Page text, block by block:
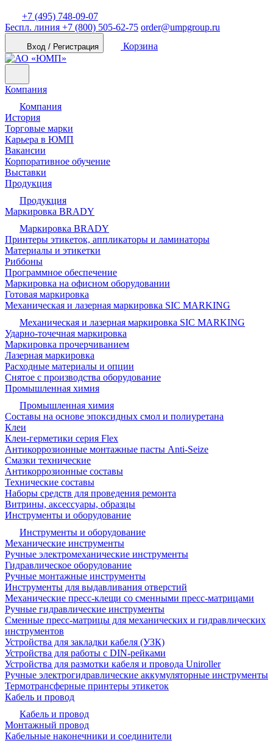
+7 (495) 748-09-07
Беспл. линия +7 (800) 505-62-75 order@umpgroup.ru
Вход / Регистрация Корзина
Компания
Компания
История
Торговые марки
Карьера в ЮМП
Вакансии
Корпоративное обучение
Выставки
Продукция
Продукция
Маркировка BRADY
Маркировка BRADY
Принтеры этикеток, аппликаторы и ламинаторы
Материалы и этикетки
Риббоны
Программное обеспечение
Маркировка на офисном оборудовании
Готовая маркировка
Механическая и лазерная маркировка SIC MARKING
Механическая и лазерная маркировка SIC MARKING
Ударно-точечная маркировка
Маркировка прочерчиванием
Лазерная маркировка
Расходные материалы и опции
Снятое с производства оборудование
Промышленная химия
Промышленная химия
Составы на основе эпоксидных смол и полиуретана
Клеи
Клеи-герметики серия Flex
Антикоррозионные монтажные пасты Anti-Seize
Смазки технические
Антикоррозионные составы
Технические составы
Наборы средств для проведения ремонта
Витрины, аксессуары, образцы
Инструменты и оборудование
Инструменты и оборудование
Механические инструменты
Ручные электромеханические инструменты
Гидравлическое оборудование
Ручные монтажные инструменты
Инструменты для выдавливания отверстий
Механические пресс-клещи со сменными пресс-матрицами
Ручные гидравлические инструменты
Сменные пресс-матрицы для механических и гидравлических
инструментов
Устройства для закладки кабеля (УЗК)
Устройства для работы с DIN-рейками
Устройства для размотки кабеля и провода Uniroller
Ручные электрогидравлические аккумуляторные инструменты
Термотрансферные принтеры этикеток
Кабель и провод
Кабель и провод
Монтажный провод
Кабельные наконечники и соединители